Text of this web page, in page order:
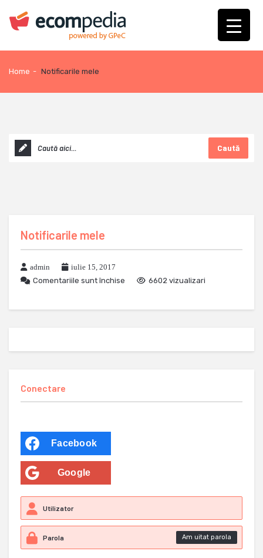
Home - Notificarile mele
Caută
Notificarile mele
admin
iulie 15, 2017
Comentariile sunt închise
6602 vizualizari
Conectare
Facebook
Google
Am uitat parola